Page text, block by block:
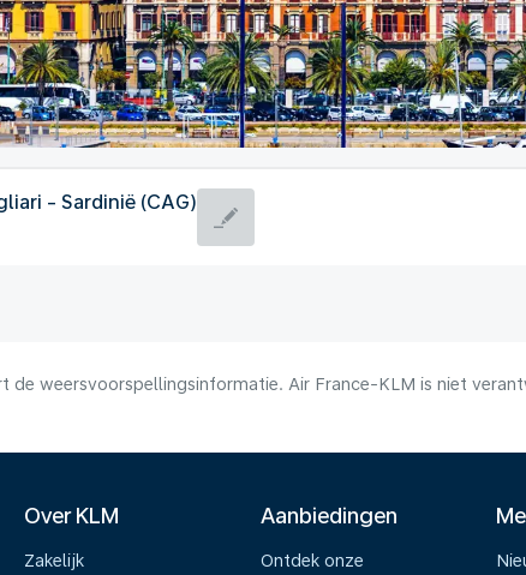
- Sardinië (CAG)
de weersvoorspellingsinformatie. Air France-KLM is niet
Over KLM
Zakelijk
Aanbiedingen
Ontdek onze